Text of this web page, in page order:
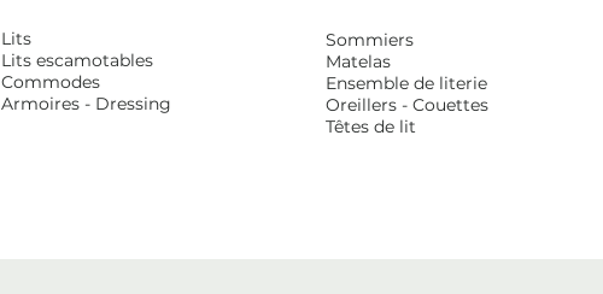
Lits
Lits escamotables
Commodes
Armoires - Dressing
Sommiers
Matelas
Ensemble de literie
Oreillers - Couettes
Têtes de lit